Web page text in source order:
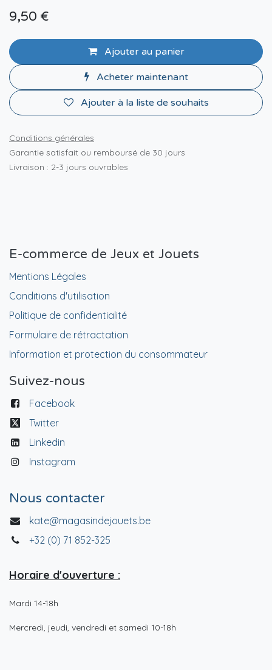
9,50 €
Ajouter au panier
Acheter maintenant
Ajouter à la liste de souhaits
Conditions générales
Garantie satisfait ou remboursé de 30 jours
Livraison : 2-3 jours ouvrables
E-commerce de Jeux et Jouets
Mentions Légales
Conditions d'utilisation
Politique de confidentialité
Formulaire de rétractation
Information et protection du consommateur
Suivez-nous
Facebook
Twitter
Linkedin
Instagram
Nous contacter
kate@magasindejouets.be
+32 (0) 71 852-325
Horaire d'ouverture :
Mardi 14-18h
Mercredi, jeudi, vendredi et samedi 10-18h